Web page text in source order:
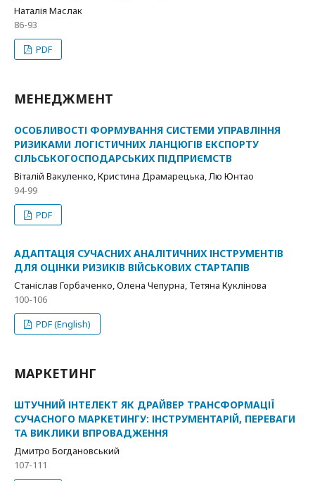
Наталія Маслак
86-93
PDF
МЕНЕДЖМЕНТ
ОСОБЛИВОСТІ ФОРМУВАННЯ СИСТЕМИ УПРАВЛІННЯ
РИЗИКАМИ ЛОГІСТИЧНИХ ЛАНЦЮГІВ ЕКСПОРТУ
СІЛЬСЬКОГОСПОДАРСЬКИХ ПІДПРИЄМСТВ
Віталій Вакуленко, Кристина Драмарецька, Лю Юнтао
94-99
PDF
АДАПТАЦІЯ СУЧАСНИХ АНАЛІТИЧНИХ ІНСТРУМЕНТІВ
ДЛЯ ОЦІНКИ РИЗИКІВ ВІЙСЬКОВИХ СТАРТАПІВ
Станіслав Горбаченко, Олена Чепурна, Тетяна Куклінова
100-106
PDF (English)
МАРКЕТИНГ
ШТУЧНИЙ ІНТЕЛЕКТ ЯК ДРАЙВЕР ТРАНСФОРМАЦІЇ
СУЧАСНОГО МАРКЕТИНГУ: ІНСТРУМЕНТАРІЙ, ПЕРЕВАГИ
ТА ВИКЛИКИ ВПРОВАДЖЕННЯ
Дмитро Богдановський
107-111